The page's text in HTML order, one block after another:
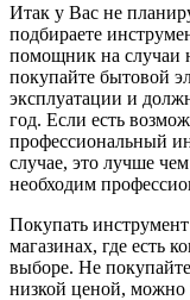
Итак у Вас не
подбираете
помощник на случаи
покупайте бытовой
эксплуатации и
год. Если есть
профессиональный
случае, это лучше
необходим
Покупать
магазинах, где есть
выборе. Не
низкой ценой, можно